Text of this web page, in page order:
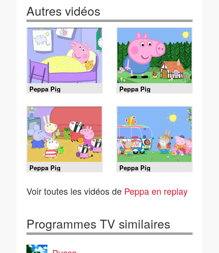
Autres vidéos
Peppa Pig Peppa Pig
Peppa Pig Peppa Pig
Voir toutes les vidéos de Peppa en replay
Programmes TV similaires